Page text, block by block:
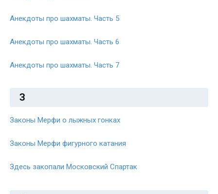
Анекдоты про шахматы. Часть 5
Анекдоты про шахматы. Часть 6
Анекдоты про шахматы. Часть 7
З
Законы Мерфи о лыжных гонках
Законы Мерфи фигурного катания
Здесь закопали Московский Спартак